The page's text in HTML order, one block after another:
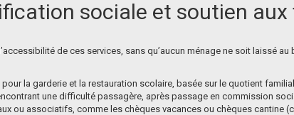
sociale et soutien
de ces services, sans qu’aucun ménage ne soit laissé
pour la garderie et la restauration scolaire, basée sur le quotient familial
une difficulté passagère, après passage en commission
ou associatifs, comme les chèques vacances ou chèques cantine